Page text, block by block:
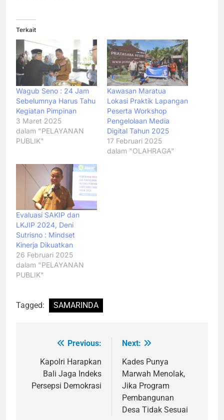
Terkait
Wagub Seno : 24 Jam
Sebelumnya Harus Tahu
Kegiatan Pimpinan
3 Maret 2025
dalam "PELAYANAN
PUBLIK"
Kawasan Maratua
Lokasi Praktik Lapangan
Peserta Workshop
Pengelolaan Media
Digital Tahun 2025
17 Februari 2025
dalam "OLAHRAGA"
Evaluasi SAKIP dan
LKJIP 2024, Deni
Sutrisno : Mindset
Kinerja Dikuatkan
26 Februari 2025
dalam "PELAYANAN
PUBLIK"
Tagged: SAMARINDA
Navigasi
pos
Previous:
Kapolri Harapkan
Bali Jaga Indeks
Persepsi Demokrasi
Next:
Kades Punya
Marwah Menolak,
Jika Program
Pembangunan
Desa Tidak Sesuai